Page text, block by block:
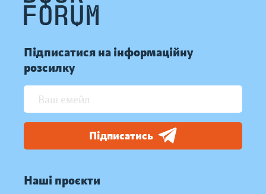
Підписатися на інформаційну
розсилку
Підписатись
Наші проєкти